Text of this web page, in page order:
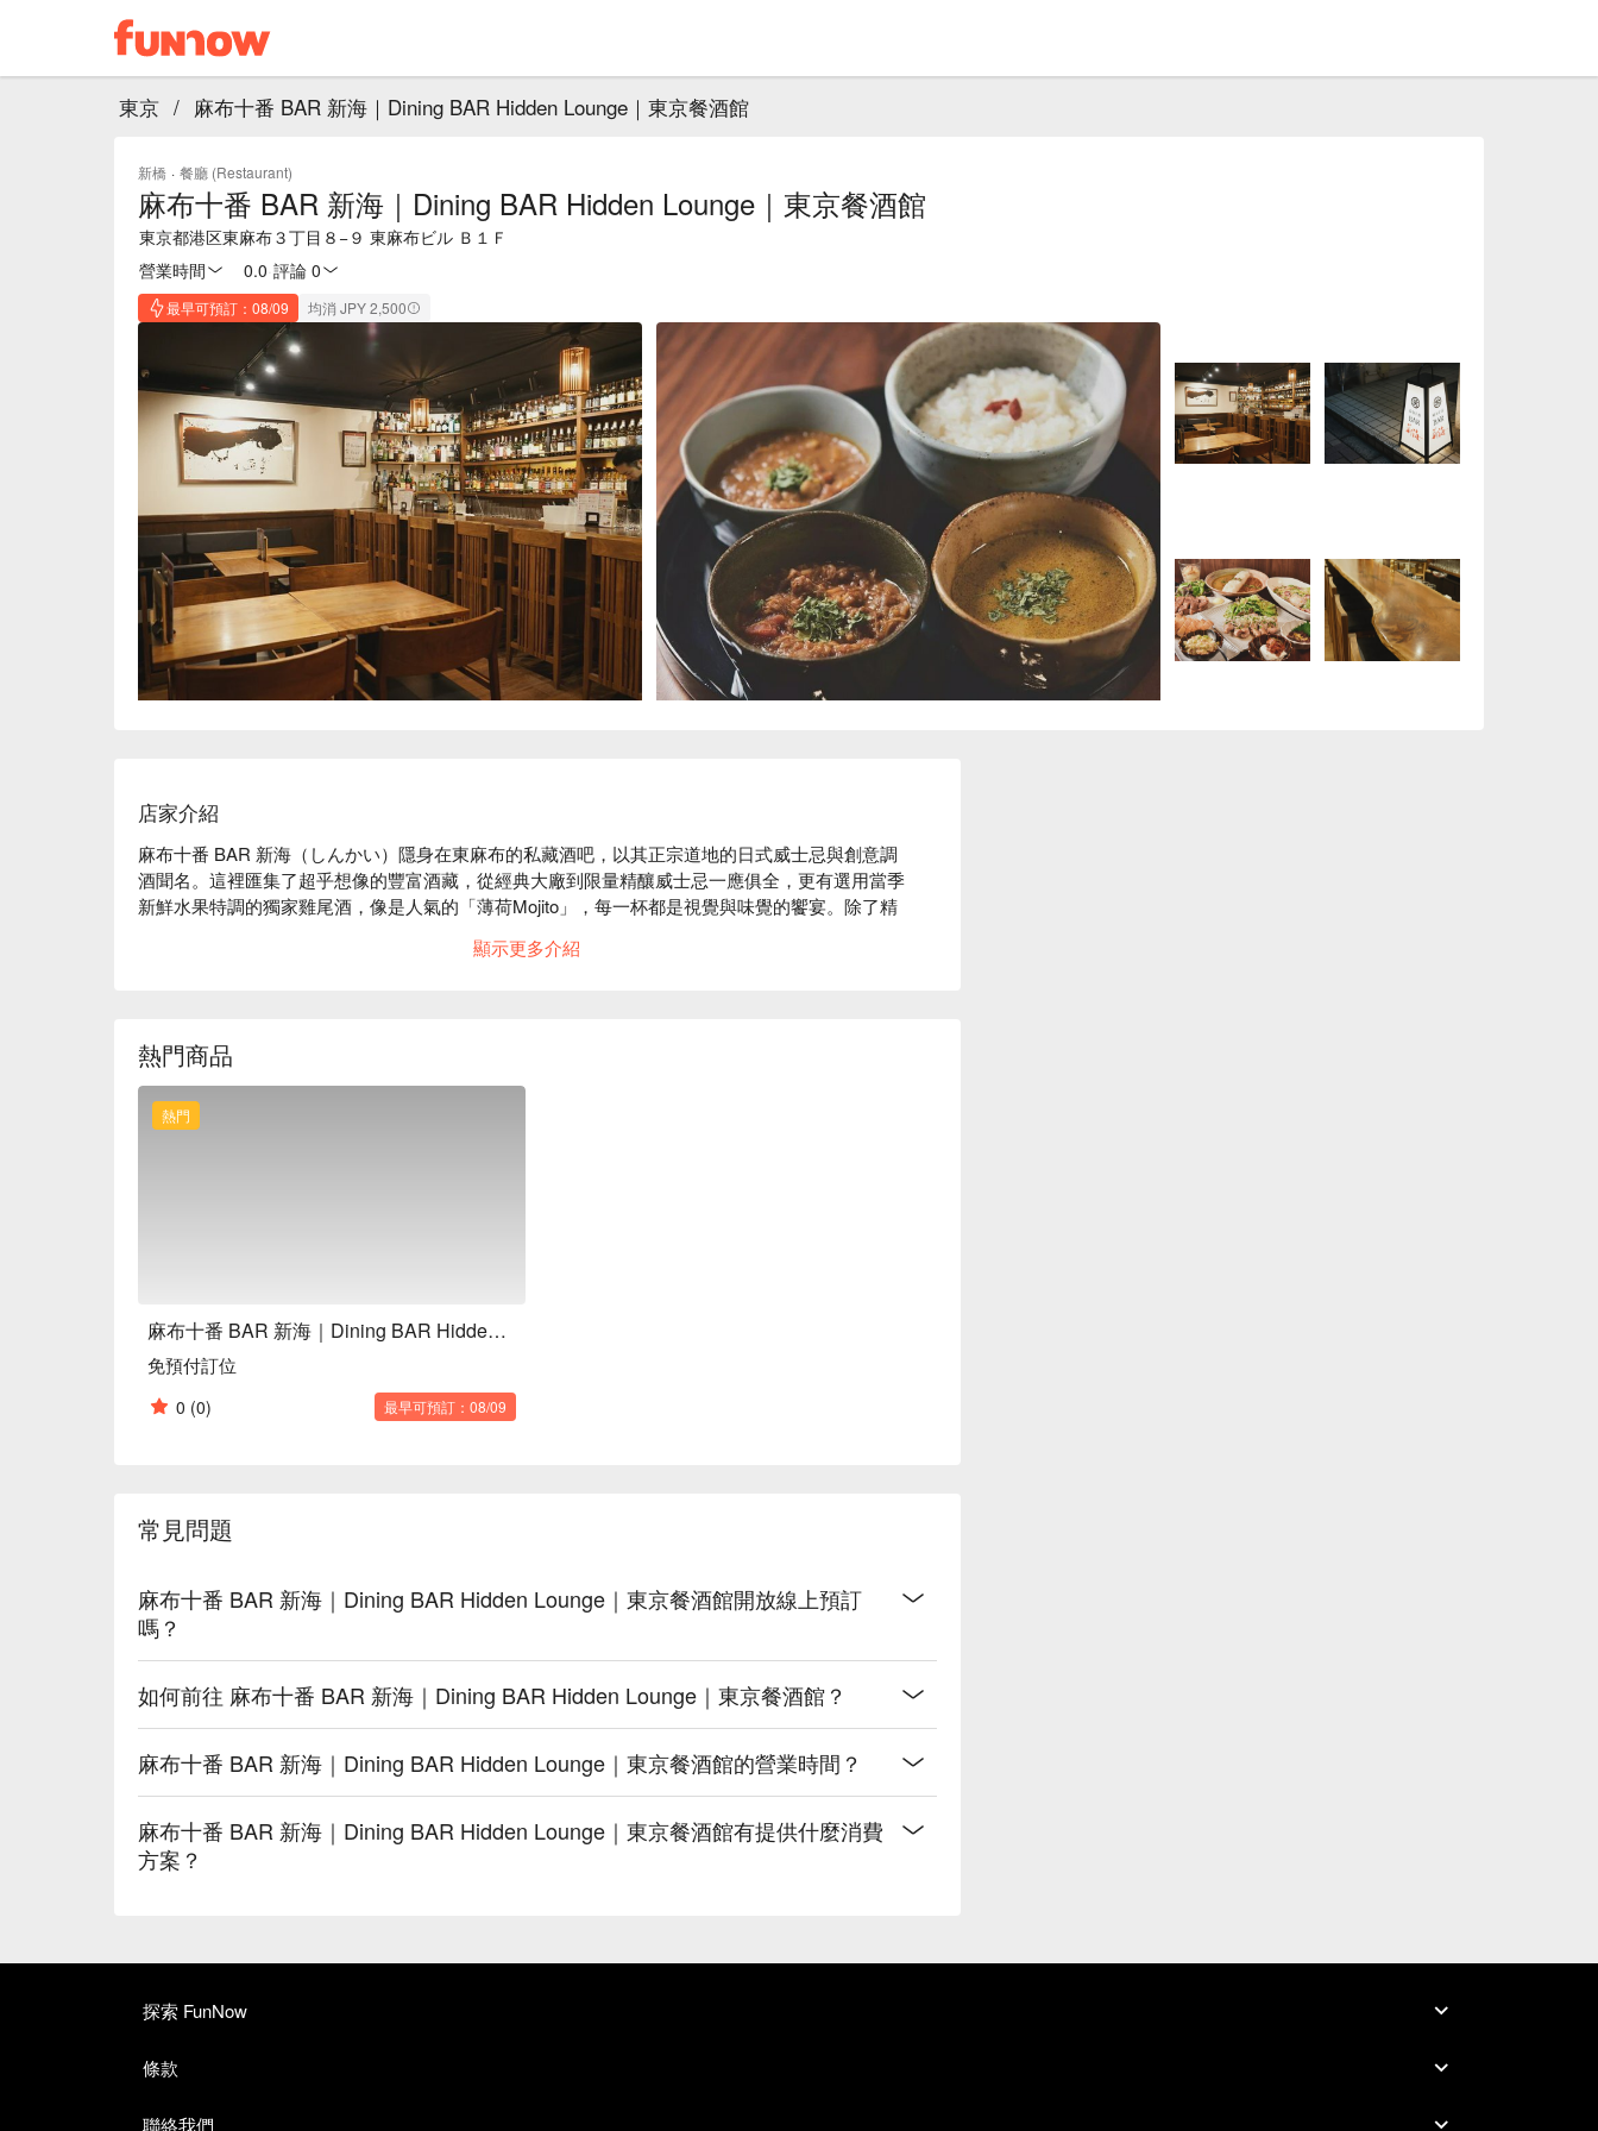
東京 / 麻布十番 BAR 新海｜Dining BAR Hidden Lounge｜東京餐酒館
新橋 · 餐廳 (Restaurant)
麻布十番 BAR 新海｜Dining BAR Hidden Lounge｜東京餐酒館
東京都港区東麻布３丁目８−９ 東麻布ビル Ｂ１Ｆ
營業時間
0.0 評論 0
最早可預訂：08/09 均消 JPY 2,500
店家介紹
麻布十番 BAR 新海（しんかい）隱身在東麻布的私藏酒吧，以其正宗道地的日式威士忌與創意調
酒聞名。這裡匯集了超乎想像的豐富酒藏，從經典大廠到限量精釀威士忌一應俱全，更有選用當季
新鮮水果特調的獨家雞尾酒，像是人氣的「薄荷Mojito」，每一杯都是視覺與味覺的饗宴。除了精
與米飯料理，豐富多元的選擇，即使是晚餐時段也能吃得心滿意足。無論是尋找一間能從第一攤就
日式威士忌：匯集了從經典品牌到限量款的豐富選擇，每一口都是對日本匠人精神的致敬。
季節水果調酒：選用當季最新鮮的水果特調，如人氣的「薄荷Mojito」，每一杯都是視覺與味覺的
饗宴。
【更多推薦】
麻布十番 BAR 新海的地理位置超便利，從都營大江戶線「麻布十番站」出來，只要步行1分鐘就能
抵達這處隱密而有質感的空間。不論是想要在東京自由行時尋找一個「約會首選」、下班後的「放
鬆小酌」，或是與「好友們的深夜食堂」，這裡都是絕佳選擇。更棒的是，這裡每天傍晚17:00至
19:00還有「歡樂時光Happy Hour」，讓你以更划算的價格，享受美酒佳餚。
顯示更多介紹
熱門商品
熱門
麻布十番 BAR 新海｜Dining BAR Hidden Lounge｜東京餐酒館
免預付訂位
0 (0) 最早可預訂：08/09
常見問題
麻布十番 BAR 新海｜Dining BAR Hidden Lounge｜東京餐酒館開放線上預訂
嗎？
如何前往 麻布十番 BAR 新海｜Dining BAR Hidden Lounge｜東京餐酒館？
麻布十番 BAR 新海｜Dining BAR Hidden Lounge｜東京餐酒館的營業時間？
麻布十番 BAR 新海｜Dining BAR Hidden Lounge｜東京餐酒館有提供什麼消費
方案？
探索 FunNow
條款
聯絡我們